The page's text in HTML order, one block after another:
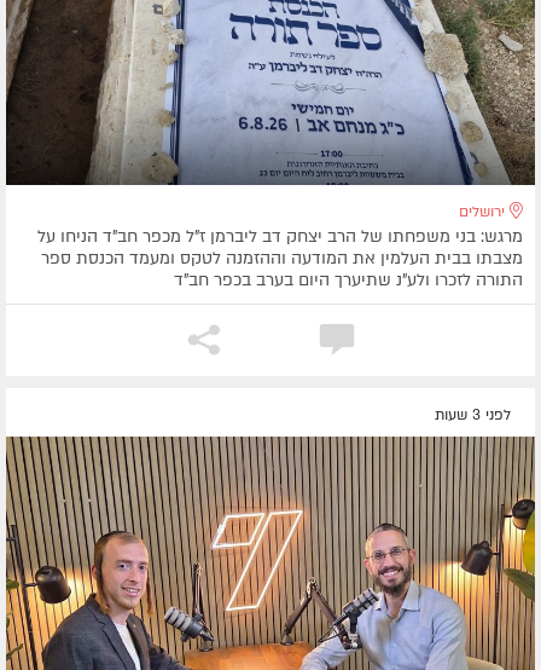
ירושלים
מרגש: בני משפחתו של הרב יצחק דב ליברמן ז"ל מכפר חב"ד הניחו על
מצבתו בבית העלמין את המודעה וההזמנה לטקס ומעמד הכנסת ספר
התורה לזכרו ולע"נ שתיערך היום בערב בכפר חב"ד
לפני 3 שעות